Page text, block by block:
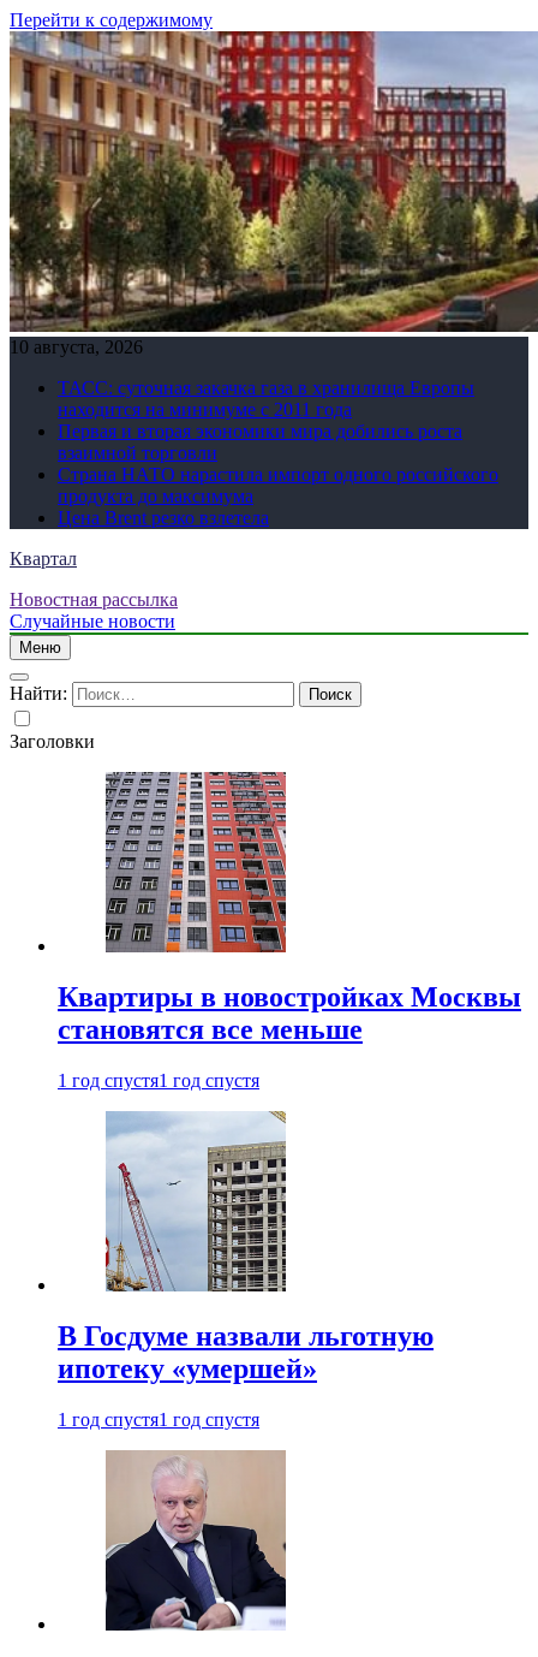
Перейти к содержимому
10 августа, 2026
ТАСС: суточная закачка газа в хранилища Европы
находится на минимуме с 2011 года
Первая и вторая экономики мира добились роста
взаимной торговли
Страна НАТО нарастила импорт одного российского
продукта до максимума
Цена Brent резко взлетела
Квартал
Новостная рассылка
Случайные новости
Меню
Найти:
Заголовки
Квартиры в новостройках Москвы
становятся все меньше
1 год спустя1 год спустя
В Госдуме назвали льготную
ипотеку «умершей»
1 год спустя1 год спустя